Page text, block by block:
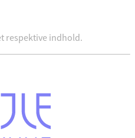
respektive indhold.